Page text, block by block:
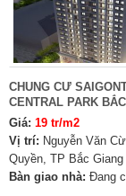
CHUNG CƯ
CENTRAL PARK
Giá: 19 tr/m2
Vị trí: Nguyễn Văn
Quyền, TP Bắc Giang
Bàn giao nhà: Đang